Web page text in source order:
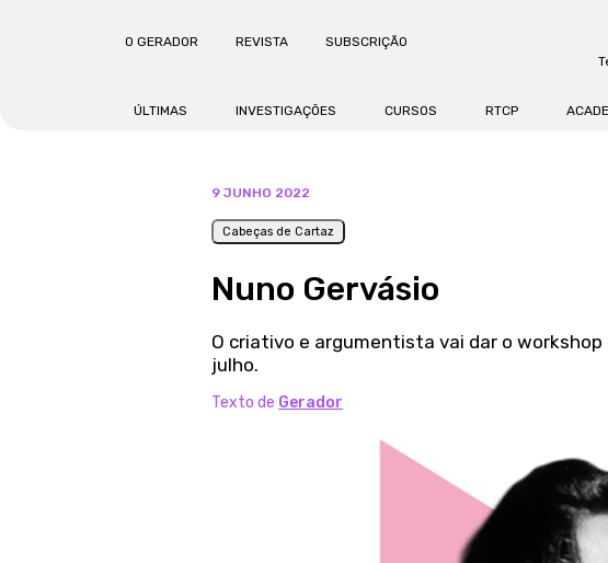
O GERADOR REVISTA
SUBSCRIÇÃO
ÚLTIMAS INVESTIGAÇÕES CURSOS RTCP
9 JUNHO 2022
Cabeças de Cartaz
Nuno Gervásio
O criativo e argumentista vai dar o workshop
julho.
Texto de Gerador